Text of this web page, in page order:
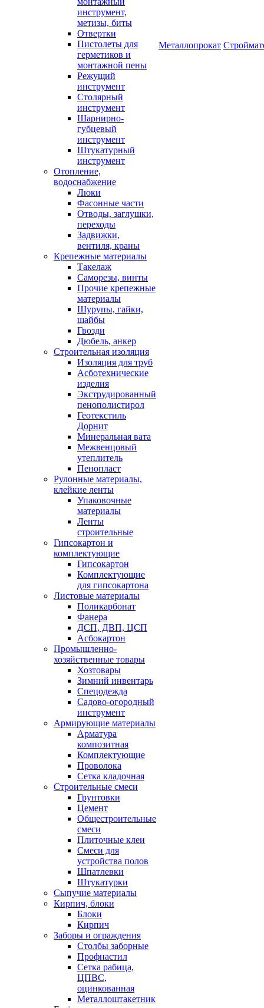
инструмент,
метизы, биты
Отвертки
Пистолеты для
герметиков и
монтажной пены
Режущий
инструмент
Столярный
инструмент
Шарнирно-
губцевый
инструмент
Штукатурный
инструмент
Отопление,
водоснабжение
Люки
Фасонные части
Отводы, заглушки,
переходы
Задвижки,
вентиля, краны
Крепежные материалы
Такелаж
Саморезы, винты
Прочие крепежные
материалы
Шурупы, гайки,
шайбы
Гвозди
Дюбель, анкер
Строительная изоляция
Изоляция для труб
Асботехнические
изделия
Экструдированный
пенополистирол
Геотекстиль
Дорнит
Минеральная вата
Межвенцовый
утеплитель
Пенопласт
Рулонные материалы,
клейкие ленты
Упаковочные
материалы
Ленты
строительные
Гипсокартон и
комплектующие
Гипсокартон
Комплектующие
для гипсокартона
Листовые материалы
Поликарбонат
Фанера
ДСП, ДВП, ЦСП
Асбокартон
Промышленно-
хозяйственные товары
Хозтовары
Зимний инвентарь
Спецодежда
Садово-огородный
инструмент
Армирующие материалы
Арматура
композитная
Комплектующие
Проволока
Сетка кладочная
Строительные смеси
Грунтовки
Цемент
Общестроительные
смеси
Плиточные клеи
Смеси для
устройства полов
Шпатлевки
Штукатурки
Сыпучие материалы
Кирпич, блоки
Блоки
Кирпич
Заборы и ограждения
Столбы заборные
Профнастил
Сетка рабица,
ЦПВС,
оцинкованная
Металлоштакетник
Металлопрокат